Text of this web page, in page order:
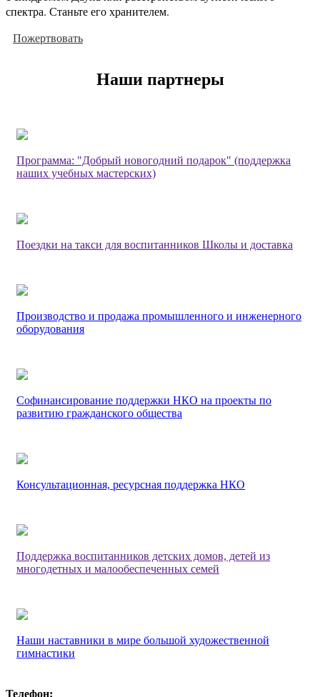
спектра. Станьте его хранителем.
Пожертвовать
Наши партнеры
Программа: "Добрый новогодний подарок" (поддержка
наших учебных мастерских)
Поездки на такси для воспитанников Школы и доставка
Производство и продажа промышленного и инженерного
оборудования
Софинансирование поддержки НКО на проекты по
развитию гражданского общества
Консультационная, ресурсная поддержка НКО
Поддержка воспитанников детских домов, детей из
многодетных и малообеспеченных семей
Наши наставники в мире большой художественной
гимнастики
Телефон: